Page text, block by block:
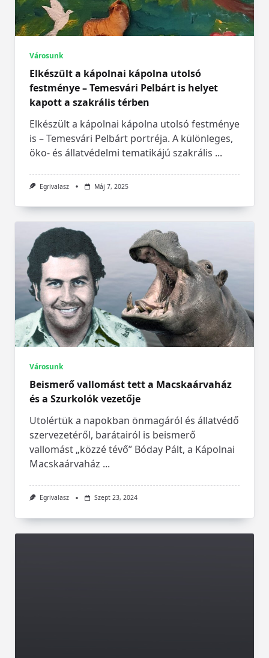
Városunk
Elkészült a kápolnai kápolna utolsó
festménye – Temesvári Pelbárt is helyet
kapott a szakrális térben
Elkészült a kápolnai kápolna utolsó festménye
is – Temesvári Pelbárt portréja. A különleges,
öko- és állatvédelmi tematikájú szakrális ...
Egrivalasz Máj 7, 2025
Városunk
Beismerő vallomást tett a Macskaárvaház
és a Szurkolók vezetője
Utolértük a napokban önmagáról és állatvédő
szervezetéről, barátairól is beismerő
vallomást „közzé tévő” Bóday Pált, a Kápolnai
Macskaárvaház ...
Egrivalasz Szept 23, 2024